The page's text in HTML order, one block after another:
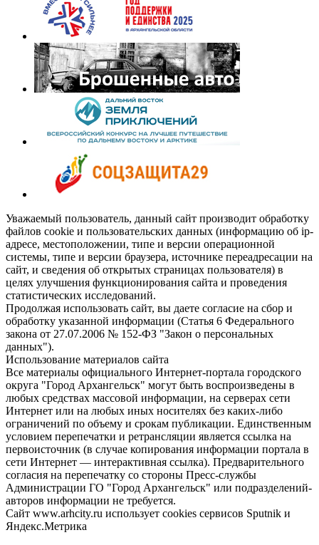
Уважаемый пользователь, данный сайт производит обработку
файлов cookie и пользовательских данных (информацию об ip-
адресе, местоположении, типе и версии операционной
системы, типе и версии браузера, источнике переадресации на
сайт, и сведения об открытых страницах пользователя) в
целях улучшения функционирования сайта и проведения
статистических исследований.
Продолжая использовать сайт, вы даете согласие на сбор и
обработку указанной информации (Статья 6 Федерального
закона от 27.07.2006 № 152-ФЗ "Закон о персональных
данных").
Использование материалов сайта
Все материалы официального Интернет-портала городского
округа "Город Архангельск" могут быть воспроизведены в
любых средствах массовой информации, на серверах сети
Интернет или на любых иных носителях без каких-либо
ограничений по объему и срокам публикации. Единственным
условием перепечатки и ретрансляции является ссылка на
первоисточник (в случае копирования информации портала в
сети Интернет — интерактивная ссылка). Предварительного
согласия на перепечатку со стороны Пресс-службы
Администрации ГО "Город Архангельск" или подразделений-
авторов информации не требуется.
Сайт www.arhcity.ru использует cookies сервисов Sputnik и
Яндекс.Метрика